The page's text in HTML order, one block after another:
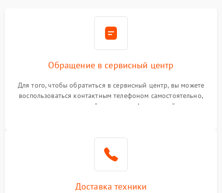
Обращение в сервисный центр
Для того, чтобы обратиться в сервисный центр, вы можете
воспользоваться контактным телефоном самостоятельно,
или оставить свой номер телефона на сайте
Доставка техники